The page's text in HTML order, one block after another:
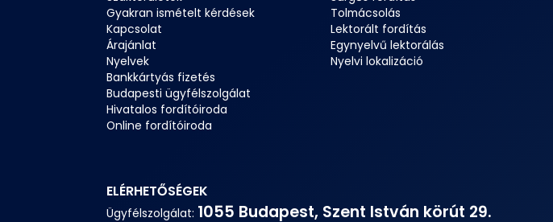
Gyakran ismételt kérdések
Kapcsolat
Árajánlat
Nyelvek
Bankkártyás fizetés
Budapesti ügyfélszolgálat
Hivatalos fordítóiroda
Online fordítóiroda
Tolmácsolás
Lektorált fordítás
Egynyelvű lektorálás
Nyelvi lokalizáció
ELÉRHETŐSÉGEK
Ügyfélszolgálat: 1055 Budapest, Szent István körút 29.